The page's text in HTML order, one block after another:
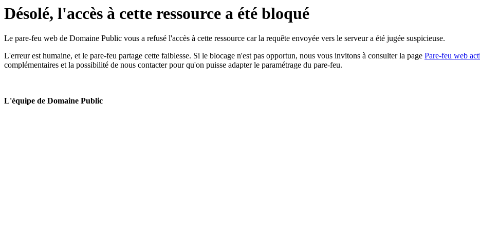
Désolé, l'accès à cette ressource a été bloqué
Le pare-feu web de Domaine Public vous a refusé l'accès à cette ressource car la requête envoyée vers le serveur a été jugée suspicieuse.
L'erreur est humaine, et le pare-feu partage cette faiblesse. Si le blocage n'est pas opportun, nous vous invitons à consulter la page Pare-feu web
complémentaires et la possibilité de nous contacter pour qu'on puisse adapter le paramétrage du pare-feu.
L'équipe de Domaine Public